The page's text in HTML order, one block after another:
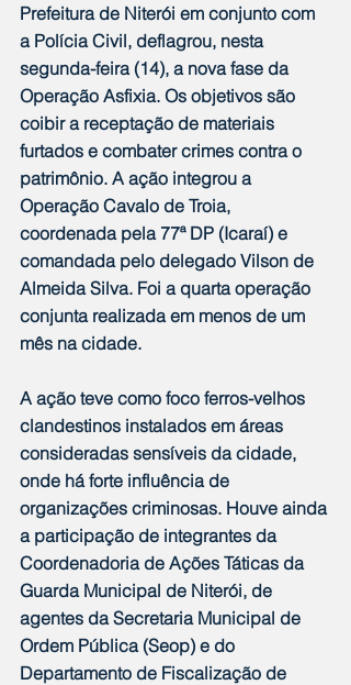
Prefeitura de Niterói em conjunto com
a Polícia Civil, deflagrou, nesta
segunda-feira (14), a nova fase da
Operação Asfixia. Os objetivos são
coibir a receptação de materiais
furtados e combater crimes contra o
patrimônio. A ação integrou a
Operação Cavalo de Troia,
coordenada pela 77ª DP (Icaraí) e
comandada pelo delegado Vilson de
Almeida Silva. Foi a quarta operação
conjunta realizada em menos de um
mês na cidade.
A ação teve como foco ferros-velhos
clandestinos instalados em áreas
consideradas sensíveis da cidade,
onde há forte influência de
organizações criminosas. Houve ainda
a participação de integrantes da
Coordenadoria de Ações Táticas da
Guarda Municipal de Niterói, de
agentes da Secretaria Municipal de
Ordem Pública (Seop) e do
Departamento de Fiscalização de